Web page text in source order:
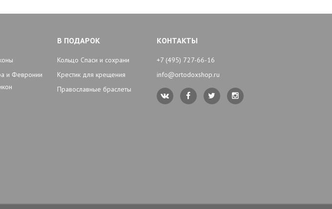
и Февронии
В ПОДАРОК
Кольцо Спаси и сохрани
Крестик для крещения
Православные браслеты
КОНТАКТЫ
+7 (495) 727-66-16
info@ortodoxshop.ru